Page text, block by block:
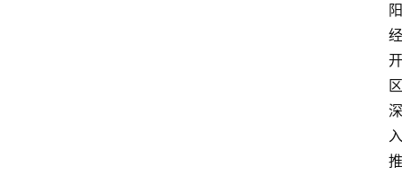
阳
经
开
区
深
入
推